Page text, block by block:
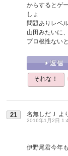
からするとゲ
しょ
問題ありレベ
山田みたいに
プロ根性ない
それな！
21 名無しだＪ よ
2016年1月2日
伊野尾君今年